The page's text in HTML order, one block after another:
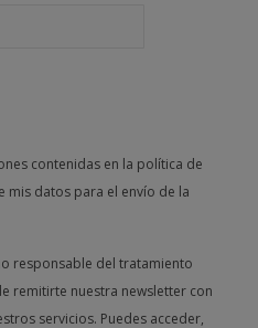
contenidas en la política de
datos para el envío de la
responsable del tratamiento
remitirte nuestra newsletter con
servicios. Puedes acceder,